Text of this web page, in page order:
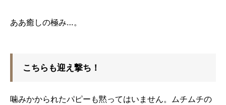
ああ癒しの極み…。
こちらも迎え撃ち！
噛みかかられたパピーも黙ってはいません。ムチムチの